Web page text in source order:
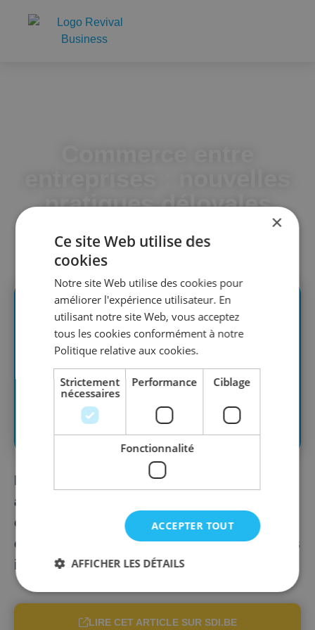
pratiques déloyales
Le Conseil des ministres du 3 mai 2024 a
approuvé un projet d’arrêté royal
complétant les listes de pratiques
commerciales déloyales dans les relations
interentreprises au sein de la chaîne...
LIRE CET ARTICLE SUR SDI.BE
×
Ce site Web utilise des
cookies
Notre site Web utilise des cookies pour
améliorer l'expérience utilisateur. En
utilisant notre site Web, vous acceptez
tous les cookies conformément à notre
Politique relative aux cookies.
Strictement
nécessaires
Performance Ciblage
Fonctionnalité
ACCEPTER TOUT
AFFICHER LES DÉTAILS